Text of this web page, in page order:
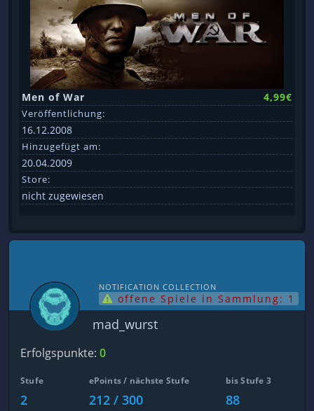
Men of War 4,99€
Veröffentlichung:
16.12.2008
Hinzugefügt am:
20.04.2009
Store:
nicht zugewiesen
NOTIFICATION COLLECTION
offene Spiele in Sammlung: 1
mad_wurst
Erfolgspunkte: 0
Stufe
2
ePoints / nächste Stufe
212 / 300
bis Stufe 3
88